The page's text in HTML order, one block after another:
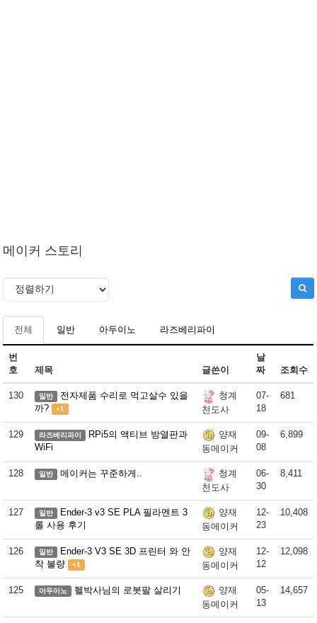
메이커 스토리
전체 일반 아두이노 라즈베리파이
번
호
제목 글쓴이
날
짜
조회수
130 일반
전자제품 수리로 먹고살수 있을
까?
+1
청계
천도사
07-
18
681
129 라즈베리파이
RPi5의 액티브 방열판과
WiFi
양재
동메이커
09-
08
6,899
128 일반 메이커는 꾸준하게..
청계
천도사
06-
30
8,411
127 일반
Ender-3 v3 SE PLA 필라멘트 3
롤 사용 후기
양재
동메이커
12-
23
10,408
126 일반
Ender-3 V3 SE 3D 프린터 와 안
착 불량
+1
양재
동메이커
12-
12
12,098
125 아두이노 헬박사님의 로봇팔 살리기
양재
동메이커
05-
13
14,657